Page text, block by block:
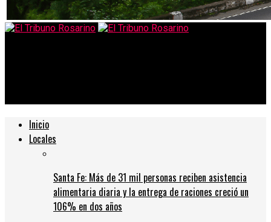
Inicio
Locales
Santa Fe: Más de 31 mil personas reciben asistencia
alimentaria diaria y la entrega de raciones creció un
106% en dos años